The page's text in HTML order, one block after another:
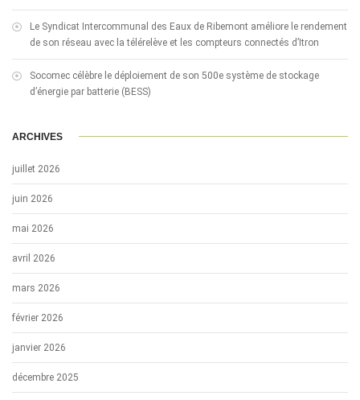
Le Syndicat Intercommunal des Eaux de Ribemont améliore le rendement
de son réseau avec la télérelève et les compteurs connectés d’Itron
Socomec célèbre le déploiement de son 500e système de stockage
d’énergie par batterie (BESS)
ARCHIVES
juillet 2026
juin 2026
mai 2026
avril 2026
mars 2026
février 2026
janvier 2026
décembre 2025